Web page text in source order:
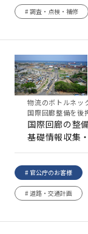
# 調査・点検・補修
物流のボトルネッ
国際回廊整備を後
国際回廊の整
基礎情報収集
# 官公庁のお客様
# 道路・交通計画